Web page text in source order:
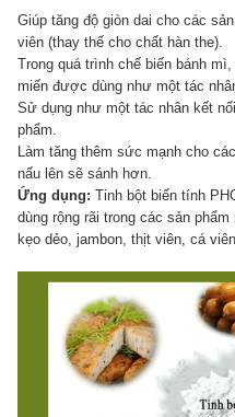
Giúp tăng độ giòn dai cho các
viên (thay thế cho chất hàn the).
Trong quá trình chế biến bánh
miến được dùng như một tác
Sử dụng như một tác nhân kết
phẩm.
Làm tăng thêm sức mạnh cho
nấu lên sẽ sánh hơn.
Ứng dụng: Tinh bột biến tính
dùng rộng rãi trong các sản
kẹo dẻo, jambon, thịt viên, cá